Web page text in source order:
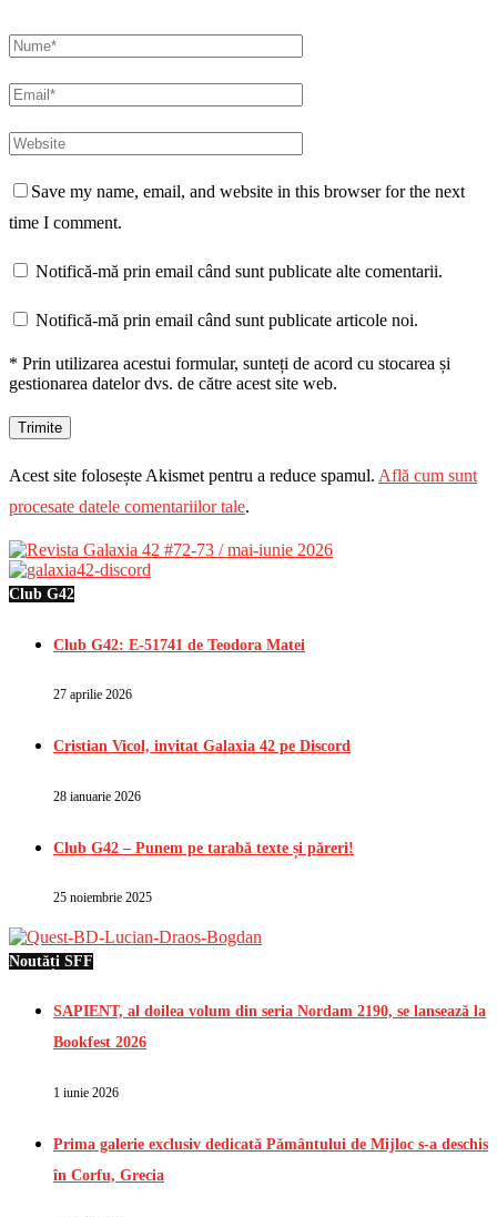
Save my name, email, and website in this browser for the next
time I comment.
Notifică-mă prin email când sunt publicate alte comentarii.
Notifică-mă prin email când sunt publicate articole noi.
* Prin utilizarea acestui formular, sunteți de acord cu stocarea și
gestionarea datelor dvs. de către acest site web.
Acest site folosește Akismet pentru a reduce spamul. Află cum sunt
procesate datele comentariilor tale.
Club G42
Club G42: E-51741 de Teodora Matei
27 aprilie 2026
Cristian Vicol, invitat Galaxia 42 pe Discord
28 ianuarie 2026
Club G42 – Punem pe tarabă texte și păreri!
25 noiembrie 2025
Noutăți SFF
SAPIENT, al doilea volum din seria Nordam 2190, se lansează la
Bookfest 2026
1 iunie 2026
Prima galerie exclusiv dedicată Pământului de Mijloc s-a deschis
în Corfu, Grecia